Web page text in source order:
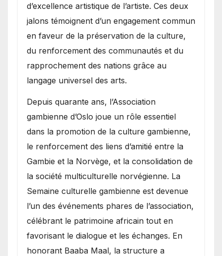
d’excellence artistique de l’artiste. Ces deux
jalons témoignent d’un engagement commun
en faveur de la préservation de la culture,
du renforcement des communautés et du
rapprochement des nations grâce au
langage universel des arts.
​Depuis quarante ans, l’Association
gambienne d’Oslo joue un rôle essentiel
dans la promotion de la culture gambienne,
le renforcement des liens d’amitié entre la
Gambie et la Norvège, et la consolidation de
la société multiculturelle norvégienne. La
Semaine culturelle gambienne est devenue
l’un des événements phares de l’association,
célébrant le patrimoine africain tout en
favorisant le dialogue et les échanges. En
honorant Baaba Maal, la structure a